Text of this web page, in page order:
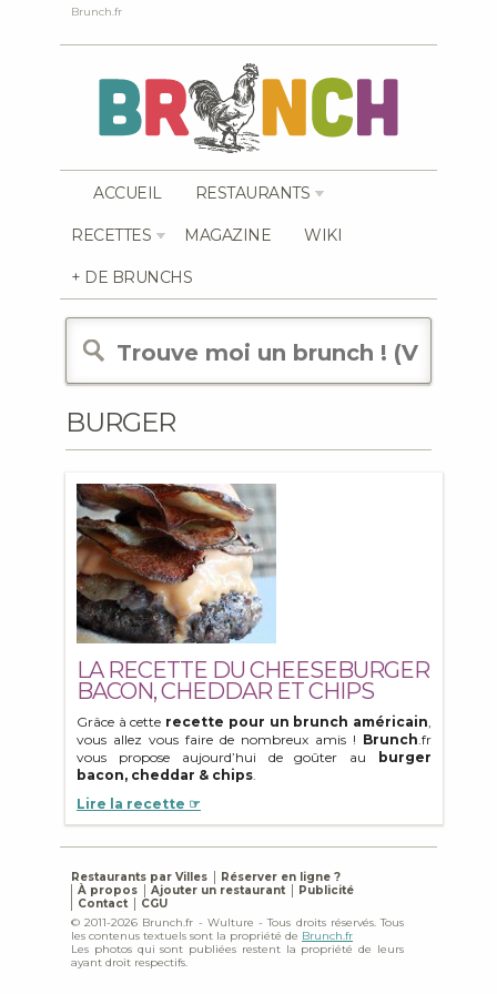
Brunch.fr
ACCUEIL RESTAURANTS
RECETTES MAGAZINE WIKI
+ DE BRUNCHS
BURGER
LA RECETTE DU CHEESEBURGER
BACON, CHEDDAR ET CHIPS
Grâce à cette recette pour un brunch américain,
vous allez vous faire de nombreux amis ! Brunch.fr
vous propose aujourd’hui de goûter au
burger
bacon, cheddar & chips.
Lire la recette ☞
Restaurants par Villes
Réserver en ligne ?
À propos
Ajouter un restaurant
Publicité
Contact
CGU
© 2011-2026 Brunch.fr - Wulture - Tous droits réservés. Tous
les contenus textuels sont la propriété de Brunch.fr
Les photos qui sont publiées restent la propriété de leurs
ayant droit respectifs.